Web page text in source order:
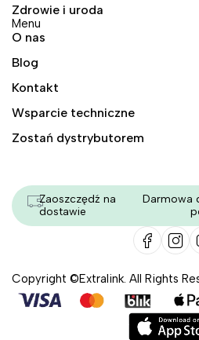
Zdrowie i uroda
Menu
O nas
Blog
Kontakt
Wsparcie techniczne
Zostań dystrybutorem
Zaoszczędź na
dostawie
Darmowa
Copyright ©Extralink. All Rights